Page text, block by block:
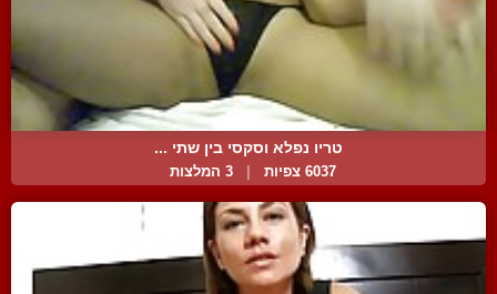
טריו נפלא וסקסי בין שתי ...
6037 צפיות 3 המלצות